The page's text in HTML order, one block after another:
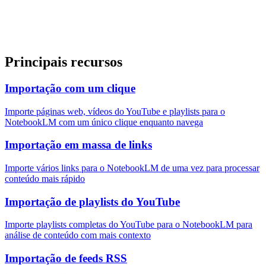
Principais recursos
Importação com um clique
Importe páginas web, vídeos do YouTube e playlists para o
NotebookLM com um único clique enquanto navega
Importação em massa de links
Importe vários links para o NotebookLM de uma vez para processar
conteúdo mais rápido
Importação de playlists do YouTube
Importe playlists completas do YouTube para o NotebookLM para
análise de conteúdo com mais contexto
Importação de feeds RSS